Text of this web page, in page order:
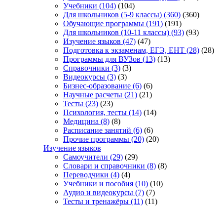
Учебники (104) (104)
Для школьников (5-9 классы) (360) (360)
Обучающие программы (191) (191)
Для школьников (10-11 классы) (93) (93)
Изучение языков (47) (47)
Подготовка к экзаменам, ЕГЭ, ЕНТ (28) (28)
Программы для ВУЗов (13) (13)
Справочники (3) (3)
Видеокурсы (3) (3)
Бизнес-образование (6) (6)
Научные расчеты (21) (21)
Тесты (23) (23)
Психология, тесты (14) (14)
Медицина (8) (8)
Расписание занятий (6) (6)
Прочие программы (20) (20)
Изучение языков
Самоучители (29) (29)
Словари и справочники (8) (8)
Переводчики (4) (4)
Учебники и пособия (10) (10)
Аудио и видеокурсы (7) (7)
Тесты и тренажёры (11) (11)